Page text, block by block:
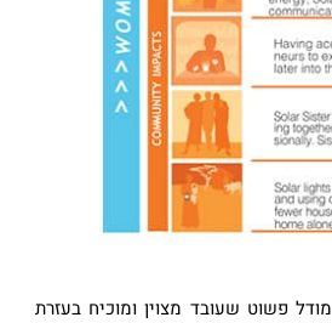
פשוט שעובד מצוין ומוכיח בעזרת